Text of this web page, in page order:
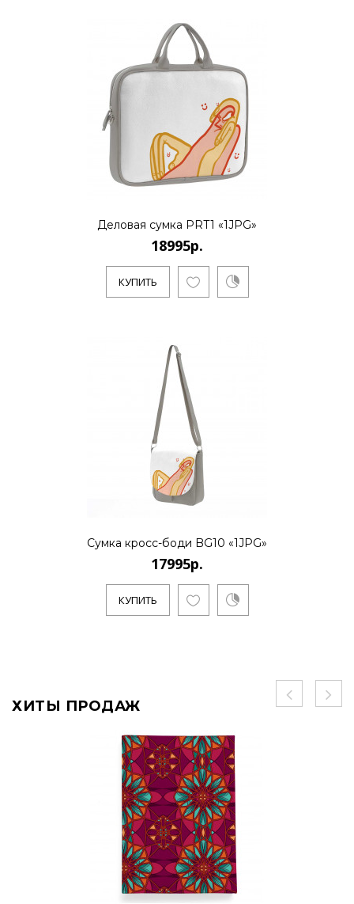
Деловая сумка PRT1 «1JPG»
18995р.
КУПИТЬ
Сумка кросс-боди BG10 «1JPG»
17995р.
КУПИТЬ
ХИТЫ ПРОДАЖ